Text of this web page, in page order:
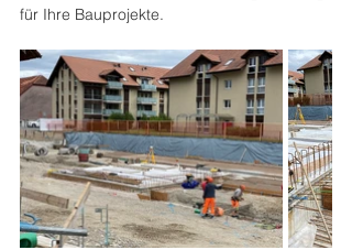
für Ihre Bauprojekte.